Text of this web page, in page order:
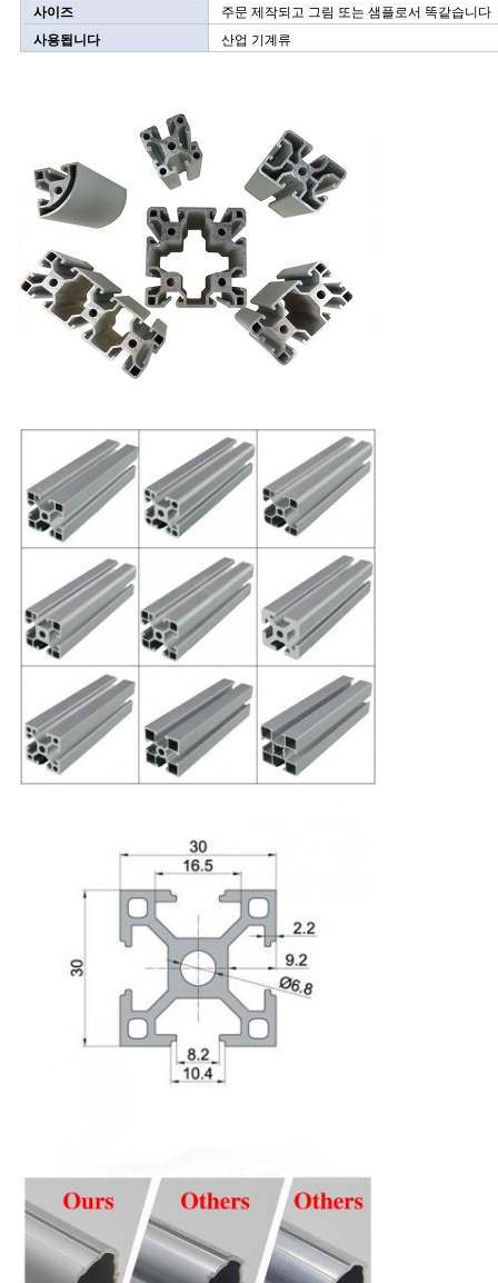
회
하
다
PRIVACY
POLICY
사이즈
주문 제작되고 그림 또는 샘플로서 똑같습니다
사용됩니다
산업 기계류